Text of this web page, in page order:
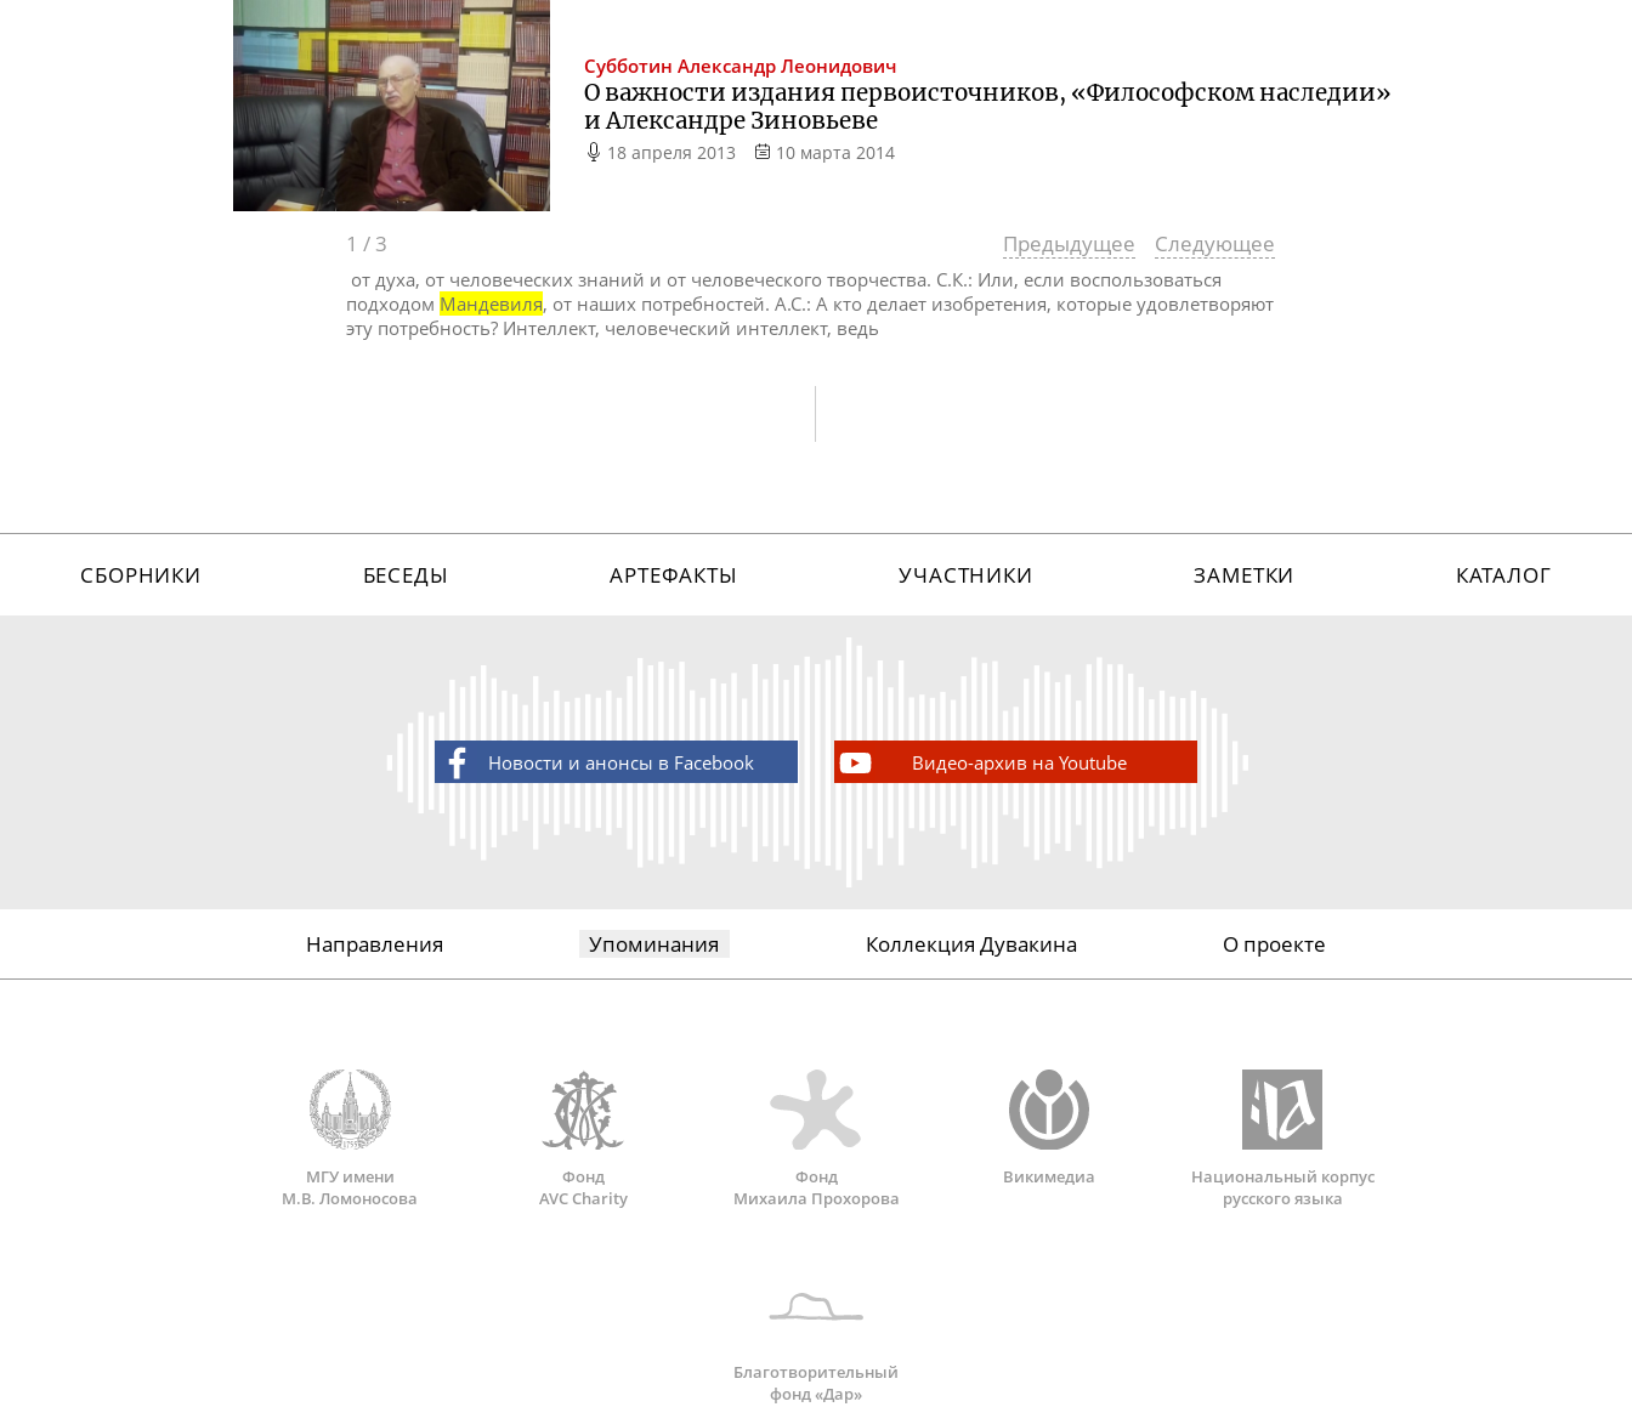
Субботин Александр Леонидович
О важности издания первоисточников, «Философском наследии»
и Александре Зиновьеве
18 апреля 2013 10 марта 2014
1 / 3 Предыдущее Следующее
от духа, от человеческих знаний и от человеческого творчества. С.К.: Или, если воспользоваться
подходом Мандевиля, от наших потребностей. А.С.: А кто делает изобретения, которые удовлетворяют
эту потребность? Интеллект, человеческий интеллект, ведь
СБОРНИКИ БЕСЕДЫ АРТЕФАКТЫ УЧАСТНИКИ ЗАМЕТКИ КАТАЛОГ
Новости и анонсы в Facebook Видео-архив на Youtube
Направления Упоминания Коллекция Дувакина О проекте
МГУ имени
М.В. Ломоносова
Фонд
AVC Charity
Фонд
Михаила Прохорова
Викимедиа
Национальный корпус
русского языка
Благотворительный
фонд «Дар»